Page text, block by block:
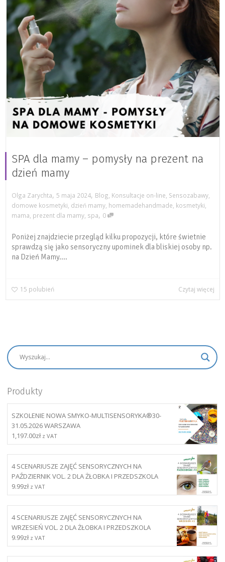
SPA dla mamy – pomysły na prezent na
dzień mamy
Olga Zarychta, 5 maja 2024, Blog Konsultacje on-line Sensozabawy
domowe kosmetyki dzień mamy homemadehandmade kosmetyki
mama prezent dla mamy spa, 0
Poniżej znajdziecie przegląd kilku propozycji, które świetnie
sprawdzą się jako sensoryczny upominek dla bliskiej osoby np.
na Dzień Mamy....
15 polubień Czytaj więcej
Produkty
SZKOLENIE NOWA SMYKO-MULTISENSORYKA®30-
31.05.2026 WARSZAWA
1,197.00zł z VAT
4 SCENARIUSZE ZAJĘĆ SENSORYCZNYCH NA
PAŹDZIERNIK VOL. 2 DLA ŻŁOBKA I PRZEDSZKOLA
9.99zł z VAT
4 SCENARIUSZE ZAJĘĆ SENSORYCZNYCH NA
WRZESIEŃ VOL. 2 DLA ŻŁOBKA I PRZEDSZKOLA
9.99zł z VAT